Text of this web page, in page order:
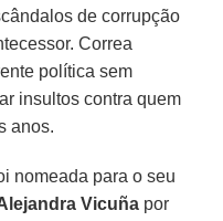
de corrupção
Correa
política sem
insultos contra quem
anos.
nomeada para o seu
Vicuña por